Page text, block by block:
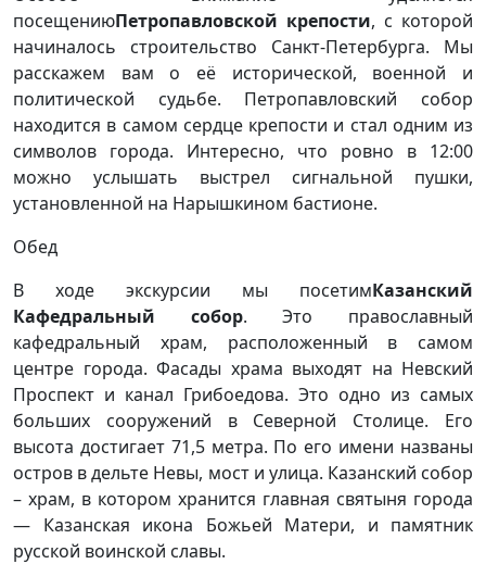
посещениюПетропавловской крепости, с которой
начиналось строительство Санкт-Петербурга. Мы
расскажем вам о её исторической, военной и
политической судьбе. Петропавловский собор
находится в самом сердце крепости и стал одним из
символов города. Интересно, что ровно в 12:00
можно услышать выстрел сигнальной пушки,
установленной на Нарышкином бастионе.
Обед
В ходе экскурсии мы посетимКазанский
Кафедральный собор. Это православный
кафедральный храм, расположенный в самом
центре города. Фасады храма выходят на Невский
Проспект и канал Грибоедова. Это одно из самых
больших сооружений в Северной Столице. Его
высота достигает 71,5 метра. По его имени названы
остров в дельте Невы, мост и улица. Казанский собор
– храм, в котором хранится главная святыня города
— Казанская икона Божьей Матери, и памятник
русской воинской славы.